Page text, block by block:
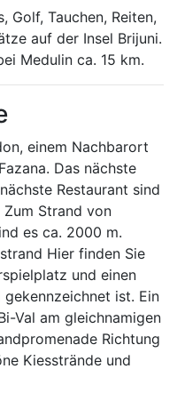
Golf, Tauchen, Reiten,
auf der Insel Brijuni.
Medulin ca. 15 km.
einem Nachbarort
Das nächste
Restaurant sind
Strand von
es ca. 2000 m.
Hier finden Sie
und einen
ist. Ein
Val am gleichnamigen
Richtung
Kiesstrände und